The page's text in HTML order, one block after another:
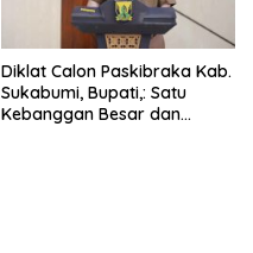
Diklat Calon Paskibraka Kab.
Sukabumi, Bupati,: Satu
Kebanggan Besar dan